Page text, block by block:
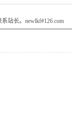
站长。newlkf#126.com